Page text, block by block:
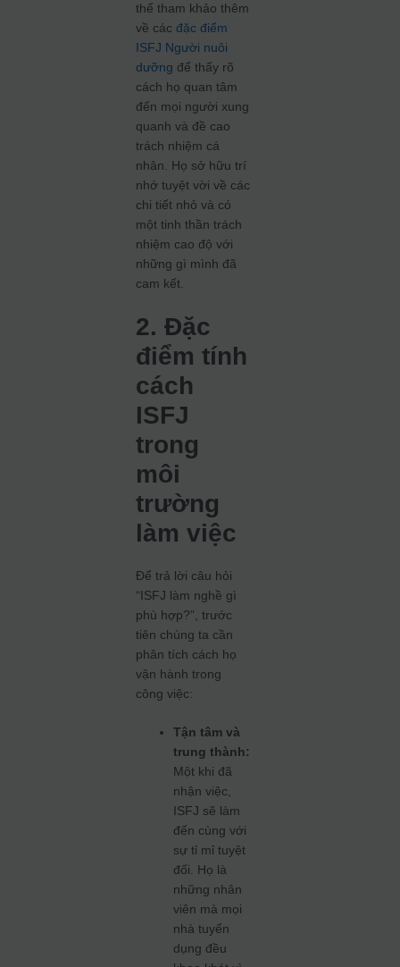
thể tham khảo thêm
về cácđặc điểm
ISFJ Người nuôi
dưỡng để thấy rõ
cách họ quan tâm
đến mọi người xung
quanh và đề cao
trách nhiệm cá
nhân. Họ sở hữu trí
nhớ tuyệt vời về các
chi tiết nhỏ và có
một tinh thần trách
nhiệm cao độ với
những gì mình đã
cam kết.
2. Đặc
điểm tính
cách
ISFJ
trong
môi
trường
làm việc
Để trả lời câu hỏi
“ISFJ làm nghề gì
phù hợp?”, trước
tiên chúng ta cần
phân tích cách họ
vận hành trong
công việc:
Tận tâm và
trung thành:
Một khi đã
nhận việc,
ISFJ sẽ làm
đến cùng với
sự tỉ mỉ tuyệt
đối. Họ là
những nhân
viên mà mọi
nhà tuyển
dụng đều